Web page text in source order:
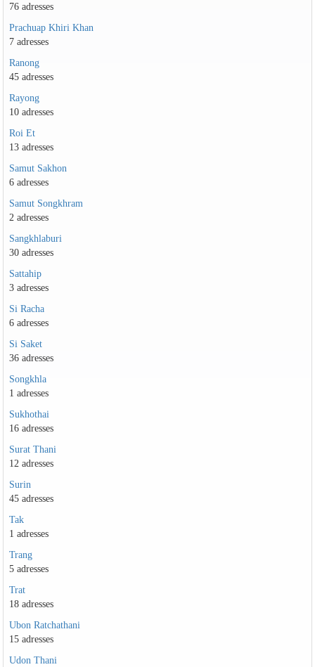
76 adresses
Prachuap Khiri Khan
7 adresses
Ranong
45 adresses
Rayong
10 adresses
Roi Et
13 adresses
Samut Sakhon
6 adresses
Samut Songkhram
2 adresses
Sangkhlaburi
30 adresses
Sattahip
3 adresses
Si Racha
6 adresses
Si Saket
36 adresses
Songkhla
1 adresses
Sukhothai
16 adresses
Surat Thani
12 adresses
Surin
45 adresses
Tak
1 adresses
Trang
5 adresses
Trat
18 adresses
Ubon Ratchathani
15 adresses
Udon Thani